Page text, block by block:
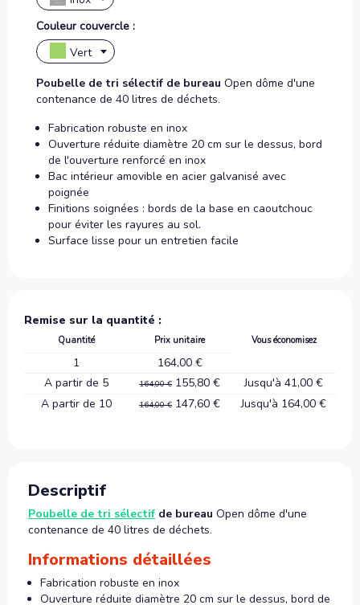
Couleur couvercle :
Vert
Poubelle de tri sélectif de bureau Open dôme d'une
contenance de 40 litres de déchets.
Fabrication robuste en inox
Ouverture réduite diamètre 20 cm sur le dessus, bord
de l'ouverture renforcé en inox
Bac intérieur amovible en acier galvanisé avec
poignée
Finitions soignées : bords de la base en caoutchouc
pour éviter les rayures au sol.
Surface lisse pour un entretien facile
Remise sur la quantité :
Quantité Prix unitaire Vous économisez
1
164,00 €
A partir de 5
164,00 € 155,80 €
Jusqu'à 41,00 €
A partir de 10
164,00 € 147,60 € Jusqu'à 164,00 €
Descriptif
Poubelle de tri sélectif de bureau Open dôme d'une
contenance de 40 litres de déchets.
Informations détaillées
Fabrication robuste en inox
Ouverture réduite diamètre 20 cm sur le dessus, bord de